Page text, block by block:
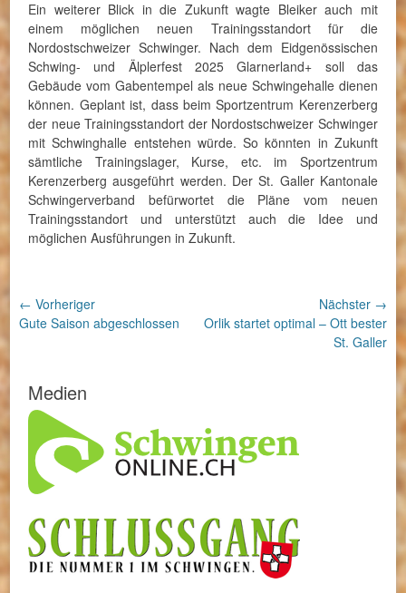
Ein weiterer Blick in die Zukunft wagte Bleiker auch mit
einem möglichen neuen Trainingsstandort für die
Nordostschweizer Schwinger. Nach dem Eidgenössischen
Schwing- und Älplerfest 2025 Glarnerland+ soll das
Gebäude vom Gabentempel als neue Schwingehalle dienen
können. Geplant ist, dass beim Sportzentrum Kerenzerberg
der neue Trainingsstandort der Nordostschweizer Schwinger
mit Schwinghalle entstehen würde. So könnten in Zukunft
sämtliche Trainingslager, Kurse, etc. im Sportzentrum
Kerenzerberg ausgeführt werden. Der St. Galler Kantonale
Schwingerverband befürwortet die Pläne vom neuen
Trainingsstandort und unterstützt auch die Idee und
möglichen Ausführungen in Zukunft.
Beitragsnavigation
← Vorheriger
Vorheriger
Gute Saison abgeschlossen
Nächster →
Nächster
Orlik startet optimal – Ott bester
St. Galler
Medien